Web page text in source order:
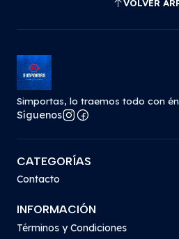
VOLVER
Simportas, lo traemos todo con
Síguenos
CATEGORÍAS
Contacto
INFORMACIÓN
Términos y Condiciones